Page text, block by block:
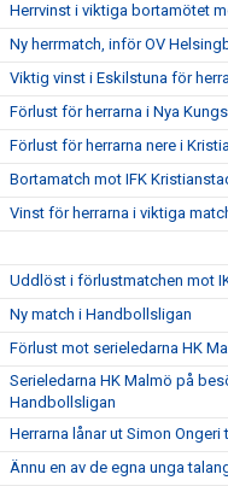
Herrvinst i viktiga bortamötet
Ny herrmatch, inför OV
Viktig vinst i Eskilstuna för
Förlust för herrarna i Nya
Förlust för herrarna nere i
Bortamatch mot IFK
Vinst för herrarna i viktiga
Uddlöst i förlustmatchen mot
Ny match i Handbollsligan
Förlust mot serieledarna HK
Serieledarna HK Malmö på
Handbollsligan
Herrarna lånar ut Simon Ongeri
Ännu en av de egna unga